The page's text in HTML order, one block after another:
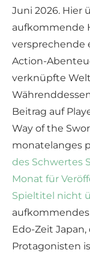
Juni 2026. Hier
aufkommende
versprechende
Action-
verknüpfte
Beitrag auf
Way of the
monatelanges
des Schwertes
Monat für
Spieltitel nicht
Edo-Zeit
Protagonisten